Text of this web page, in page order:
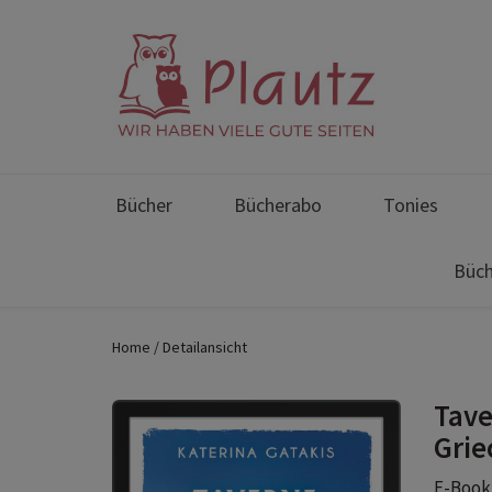
Bücher Bücherabo Tonies
Home Detailansicht